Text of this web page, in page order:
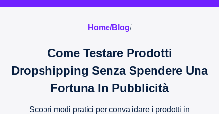
Home/Blog/
Come Testare Prodotti
Dropshipping Senza Spendere Una
Fortuna In Pubblicità
Scopri modi pratici per convalidare i prodotti in